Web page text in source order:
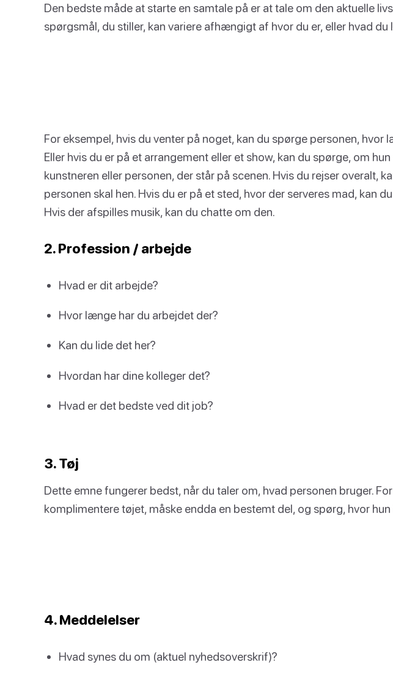
Den bedste måde at starte en samtale på er at tale om den aktuelle
spørgsmål, du stiller, kan variere afhængigt af hvor du er, eller hvad du
For eksempel, hvis du venter på noget, kan du spørge personen, hvor
Eller hvis du er på et arrangement eller et show, kan du spørge, om
kunstneren eller personen, der står på scenen. Hvis du rejser overalt,
personen skal hen. Hvis du er på et sted, hvor der serveres mad, kan
Hvis der afspilles musik, kan du chatte om den.
2. Profession / arbejde
Hvad er dit arbejde?
Hvor længe har du arbejdet der?
Kan du lide det her?
Hvordan har dine kolleger det?
Hvad er det bedste ved dit job?
3. Tøj
Dette emne fungerer bedst, når du taler om, hvad personen bruger.
komplimentere tøjet, måske endda en bestemt del, og spørg, hvor
4. Meddelelser
Hvad synes du om (aktuel nyhedsoverskrif)?